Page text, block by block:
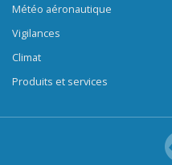
Météo aéronautique
Vigilances
Climat
Produits et services